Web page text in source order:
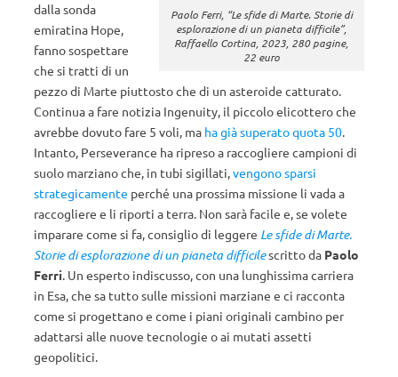
Paolo Ferri, “Le sfide di Marte. Storie di
esplorazione di un pianeta difficile”,
Raffaello Cortina, 2023, 280 pagine,
22 euro
dalla sonda
emiratina Hope,
fanno sospettare
che si tratti di un
pezzo di Marte piuttosto che di un asteroide catturato.
Continua a fare notizia Ingenuity, il piccolo elicottero che
avrebbe dovuto fare 5 voli, ma ha già superato quota 50.
Intanto, Perseverance ha ripreso a raccogliere campioni di
suolo marziano che, in tubi sigillati,vengono sparsi
strategicamente perché una prossima missione li vada a
raccogliere e li riporti a terra. Non sarà facile e, se volete
imparare come si fa, consiglio di leggere Le sfide di Marte.
Storie di esplorazione di un pianeta difficilescritto da Paolo
Ferri. Un esperto indiscusso, con una lunghissima carriera
in Esa, che sa tutto sulle missioni marziane e ci racconta
come si progettano e come i piani originali cambino per
adattarsi alle nuove tecnologie o ai mutati assetti
geopolitici.